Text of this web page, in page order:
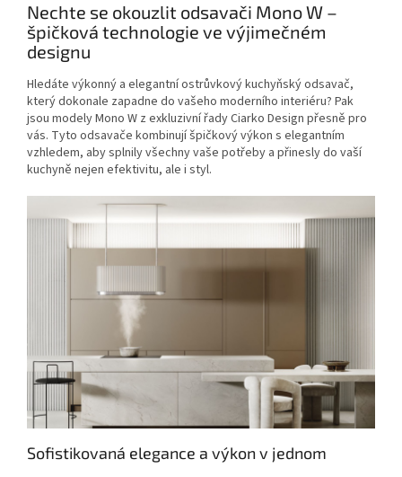
Nechte se okouzlit odsavači Mono W –
špičková technologie ve výjimečném
designu
Hledáte výkonný a elegantní ostrůvkový kuchyňský odsavač,
který dokonale zapadne do vašeho moderního interiéru? Pak
jsou modely Mono W z exkluzivní řady Ciarko Design přesně pro
vás. Tyto odsavače kombinují špičkový výkon s elegantním
vzhledem, aby splnily všechny vaše potřeby a přinesly do vaší
kuchyně nejen efektivitu, ale i styl.
Sofistikovaná elegance a výkon v jednom